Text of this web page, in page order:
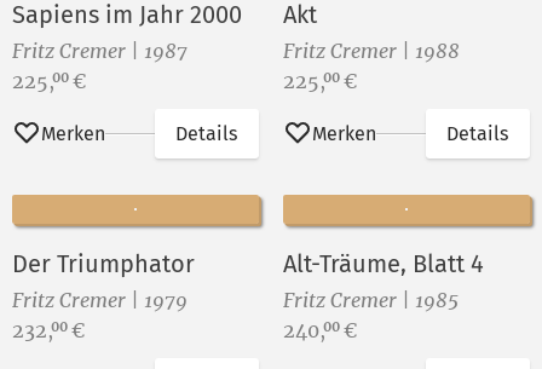
Sapiens im Jahr 2000
Fritz Cremer | 1987
Preis:
225,00 €
Merken Details
Akt
Fritz Cremer | 1988
Preis:
225,00 €
Merken Details
Der Triumphator
Fritz Cremer | 1979
Preis:
232,00 €
Alt-Träume, Blatt 4
Fritz Cremer | 1985
Preis:
240,00 €